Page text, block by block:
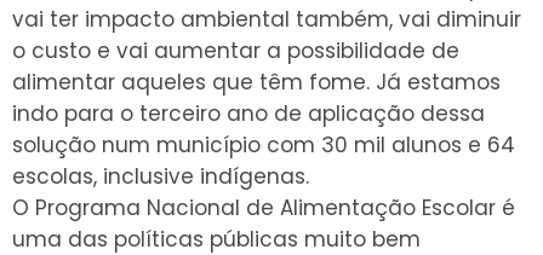
vai ter impacto ambiental também, vai diminuir
o custo e vai aumentar a possibilidade de
alimentar aqueles que têm fome. Já estamos
indo para o terceiro ano de aplicação dessa
solução num município com 30 mil alunos e 64
escolas, inclusive indígenas.
O Programa Nacional de Alimentação Escolar é
uma das políticas públicas muito bem